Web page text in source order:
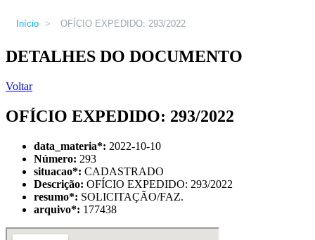
Início > OFÍCIO EXPEDIDO: 293/2022
DETALHES DO DOCUMENTO
Voltar
OFÍCIO EXPEDIDO: 293/2022
data_materia*: 2022-10-10
Número: 293
situacao*: CADASTRADO
Descrição: OFÍCIO EXPEDIDO: 293/2022
resumo*: SOLICITAÇÃO/FAZ.
arquivo*: 177438